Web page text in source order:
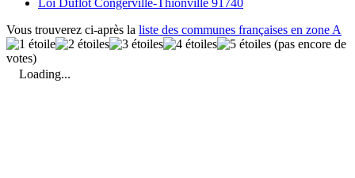
Vous trouverez ci-après la liste des communes françaises en zone A
(pas encore de
votes)
Loading...